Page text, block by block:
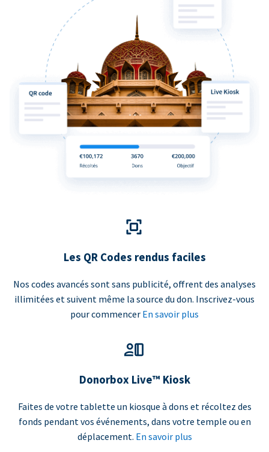
Les QR Codes rendus faciles
Nos codes avancés sont sans publicité, offrent des analyses
illimitées et suivent même la source du don. Inscrivez-vous
pour commencer En savoir plus
Donorbox Live™ Kiosk
Faites de votre tablette un kiosque à dons et récoltez des
fonds pendant vos événements, dans votre temple ou en
déplacement. En savoir plus